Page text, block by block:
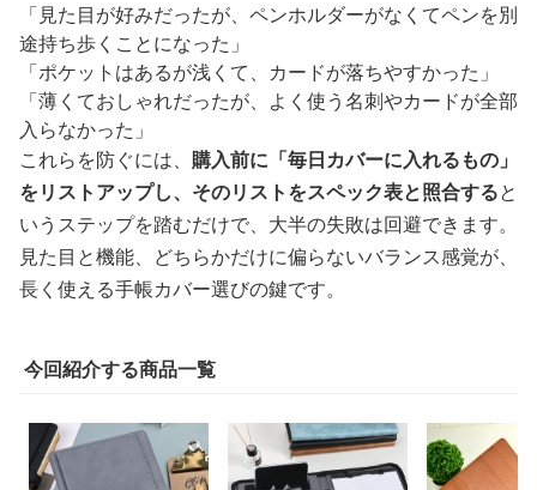
「見た目が好みだったが、ペンホルダーがなくてペンを別
途持ち歩くことになった」
「ポケットはあるが浅くて、カードが落ちやすかった」
「薄くておしゃれだったが、よく使う名刺やカードが全部
入らなかった」
これらを防ぐには、 購入前に「毎日カバーに入れるもの」
をリストアップし、そのリストをスペック表と照合すると
いうステップを踏むだけで、大半の失敗は回避できます。
見た目と機能、どちらかだけに偏らないバランス感覚が、
長く使える手帳カバー選びの鍵です。
今回紹介する商品一覧